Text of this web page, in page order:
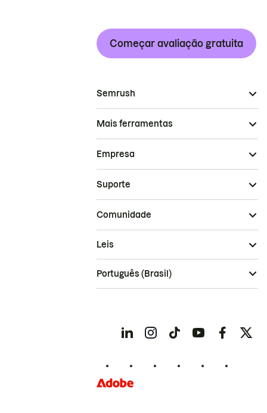
Começar avaliação gratuita
Semrush
Mais ferramentas
Empresa
Suporte
Comunidade
Leis
Português (Brasil)